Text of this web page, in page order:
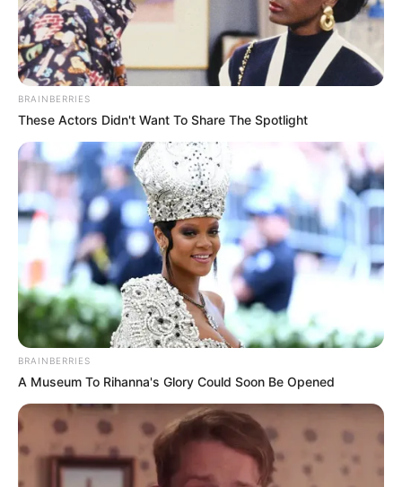
BRAINBERRIES
These Actors Didn't Want To Share The Spotlight
BRAINBERRIES
A Museum To Rihanna's Glory Could Soon Be Opened